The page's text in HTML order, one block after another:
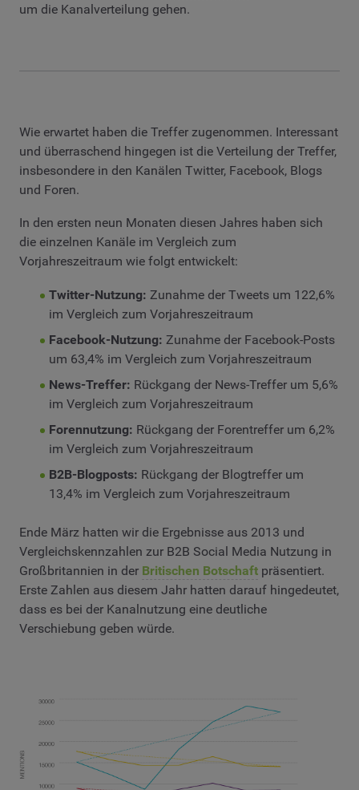
um die Kanalverteilung gehen.
Wie erwartet haben die Treffer zugenommen. Interessant
und überraschend hingegen ist die Verteilung der Treffer,
insbesondere in den Kanälen Twitter, Facebook, Blogs
und Foren.
In den ersten neun Monaten diesen Jahres haben sich
die einzelnen Kanäle im Vergleich zum
Vorjahreszeitraum wie folgt entwickelt:
Twitter-Nutzung: Zunahme der Tweets um 122,6%
im Vergleich zum Vorjahreszeitraum
Facebook-Nutzung: Zunahme der Facebook-Posts
um 63,4% im Vergleich zum Vorjahreszeitraum
News-Treffer: Rückgang der News-Treffer um 5,6%
im Vergleich zum Vorjahreszeitraum
Forennutzung: Rückgang der Forentreffer um 6,2%
im Vergleich zum Vorjahreszeitraum
B2B-Blogposts: Rückgang der Blogtreffer um
13,4% im Vergleich zum Vorjahreszeitraum
Ende März hatten wir die Ergebnisse aus 2013 und
Vergleichskennzahlen zur B2B Social Media Nutzung in
Großbritannien in der Britischen Botschaft präsentiert.
Erste Zahlen aus diesem Jahr hatten darauf hingedeutet,
dass es bei der Kanalnutzung eine deutliche
Verschiebung geben würde.